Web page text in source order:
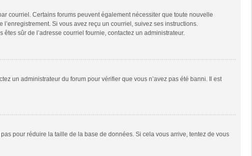
courriel. Certains forums peuvent également nécessiter que toute nouvelle
Si vous avez reçu un courriel, suivez ses instructions.
sûr de l’adresse courriel fournie, contactez un administrateur.
un administrateur du forum pour vérifier que vous n’avez pas été banni. Il est
pour réduire la taille de la base de données. Si cela vous arrive, tentez de vous